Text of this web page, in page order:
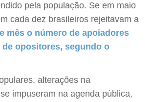
pela população. Se em maio
cada dez brasileiros rejeitavam a
mês o número de apoiadores
opositores, segundo o
alterações na
impuseram na agenda pública,